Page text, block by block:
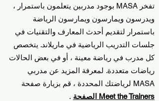
تفخر MASA بوجود مدربين يتعلمون باستمرار ،
ويدرسون ويمارسون ويمارسون الرياضة
باستمرار لتقديم أحدث المعارف والتقنيات في
جلسات التدريب الرياضية في ماريلاند. يتخصص
كل مدرب في رياضة معينة ، أو في بعض الحالات
رياضات متعددة. لمعرفة المزيد عن مدربي
MASA لرياضتك المحددة ، قم بزيارة صفحة
Meet the Trainers الصفحة
.